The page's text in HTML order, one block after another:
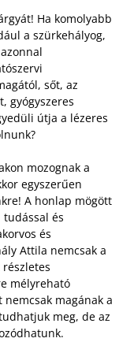
Ha komolyabb
a szürkehályog,
sőt, az
gyógyszeres
útja a lézeres
mozognak a
egyszerűen
A honlap mögött
és
és
Attila nemcsak a
mélyreható
magának a
meg, de az